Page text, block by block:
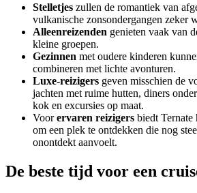
Stelletjes zullen de romantiek van
vulkanische zonsondergangen zeker
Alleenreizenden genieten vaak van
kleine groepen.
Gezinnen met oudere kinderen
combineren met lichte avonturen.
Luxe-reizigers geven misschien de
jachten met ruime hutten, diners
kok en excursies op maat.
Voorervaren reizigers biedt Ternate
om een plek te ontdekken die nog
onontdekt aanvoelt.
De beste tijd voor een